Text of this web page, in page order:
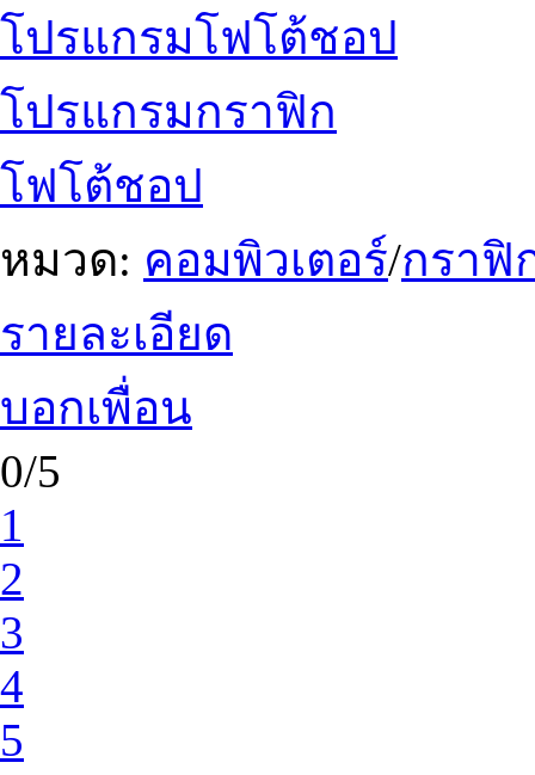
โปรแกรมโฟโต้ชอป
โปรแกรมกราฟิก
โฟโต้ชอป
หมวด: คอมพิวเตอร์/กราฟิ
รายละเอียด
บอกเพื่อน
0/5
1
2
3
4
5